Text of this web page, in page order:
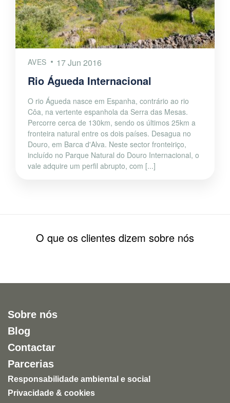
AVES 17 Jun 2016
Rio Águeda Internacional
O rio Águeda nasce em Espanha, contrário ao rio
Côa, na vertente espanhola da Serra das Mesas.
Percorre cerca de 130km, sendo os últimos 25km a
fronteira natural entre os dois países. Desagua no
Douro, em Barca d'Alva. Neste sector fronteiriço,
incluído no Parque Natural do Douro Internacional, o
vale adquire um perfil abrupto, com [...]
O que os clientes dizem sobre nós
Sobre nós
Blog
Contactar
Parcerias
Responsabilidade ambiental e social
Privacidade & cookies